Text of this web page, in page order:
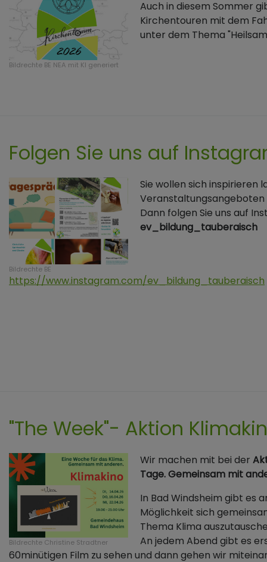
Bildrechte BE NEA mit KI generiert
Auch in diesem Sommer
Kirchentouren mit dem
unter dem Thema
Folgen Sie uns auf
Bildrechte BE
Sie wollen sich inspirieren
Dann folgen Sie uns auf
ev_bildung_tauberaisch
https://www.instagram.com/ev_bildung_tauberaisch
"The Week"- Aktion
Bildrechte Christine Stradtner
Wir machen mit bei der
Tage. Gemeinsam mit
In Bad Windsheim gibt es
Möglichkeit sich
Thema Klima
An jedem Abend gibt es
60minütigen Film zu sehen und dann gehen wir